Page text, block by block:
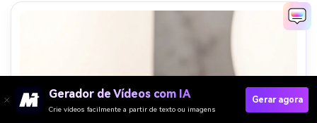
Gerador de Vídeos com IA
Crie vídeos facilmente a partir de texto ou imagens
Gerar agora